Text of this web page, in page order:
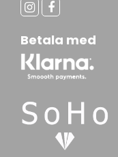
Betala med